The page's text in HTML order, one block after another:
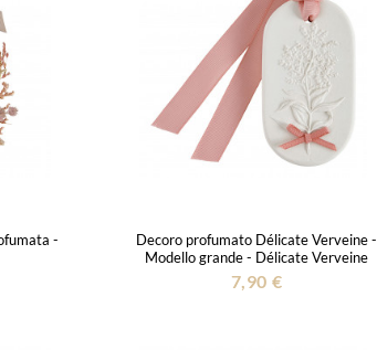
-
Decoro profumato Délicate Verveine -
Modello grande - Délicate Verveine
7,90 €